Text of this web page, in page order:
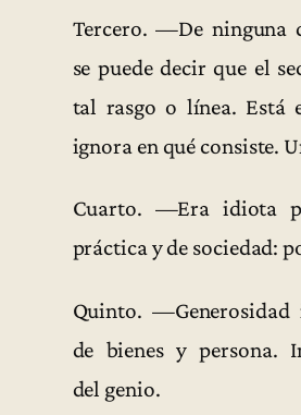
Tercero. —De ninguna
se puede decir que el
tal rasgo o línea. Está
ignora en qué consiste.
Cuarto. —Era idiota
práctica y de sociedad:
Quinto. —Generosidad
de bienes y persona.
del genio.